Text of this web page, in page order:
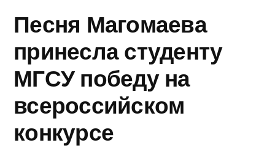
Песня Магомаева
принесла студенту
МГСУ победу на
всероссийском
конкурсе